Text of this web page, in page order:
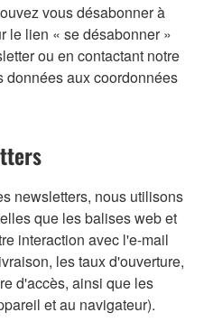
vous désabonner à
le lien « se désabonner »
ou en contactant notre
données aux coordonnées
newsletters, nous utilisons
que les balises web et
interaction avec l'e-mail
les taux d'ouverture,
d'accès, ainsi que les
et au navigateur).